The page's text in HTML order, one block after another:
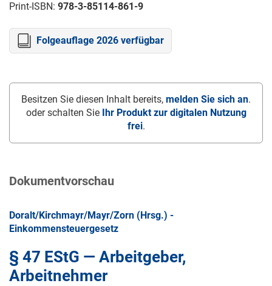
Print-ISBN: 978-3-85114-861-9
Folgeauflage 2026 verfügbar
Besitzen Sie diesen Inhalt bereits, melden Sie sich an.
oder schalten Sie
Ihr Produkt zur digitalen Nutzung
frei.
Dokumentvorschau
Doralt/Kirchmayr/Mayr/Zorn (Hrsg.) -
Einkommensteuergesetz
§ 47 EStG — Arbeitgeber,
Arbeitnehmer